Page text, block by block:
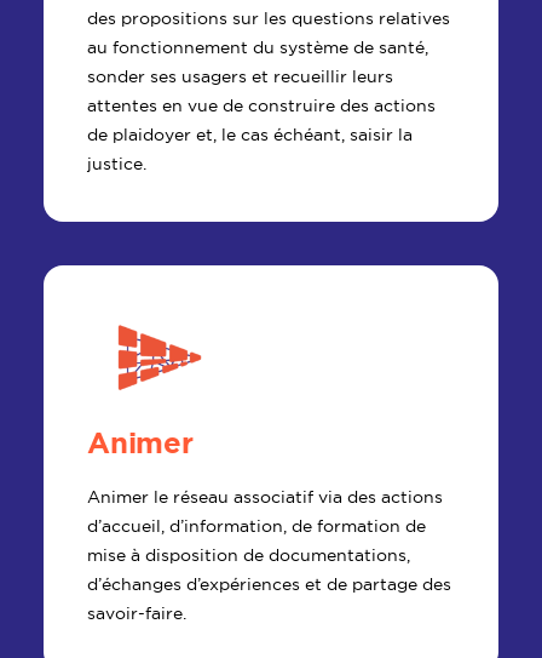
des propositions sur les questions relatives
au fonctionnement du système de santé,
sonder ses usagers et recueillir leurs
attentes en vue de construire des actions
de plaidoyer et, le cas échéant, saisir la
justice.
Animer
Animer le réseau associatif via des actions
d’accueil, d’information, de formation de
mise à disposition de documentations,
d’échanges d’expériences et de partage des
savoir-faire.